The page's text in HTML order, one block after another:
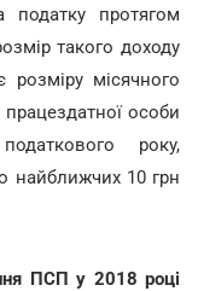
податку протягом
такого доходу
місячного
особи
року,
найближчих 10 грн
ПСП у 2018 році